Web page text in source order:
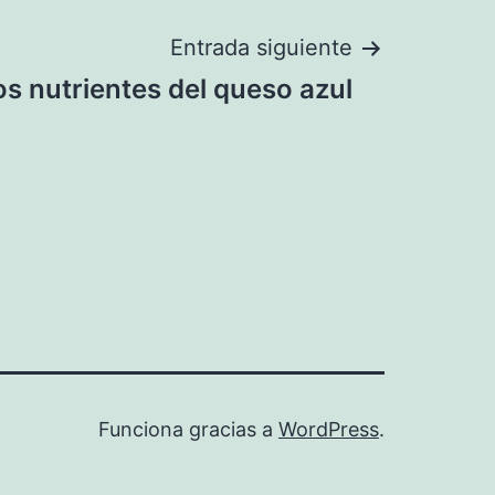
Entrada siguiente
nutrientes del queso azul
Funciona gracias a WordPress.